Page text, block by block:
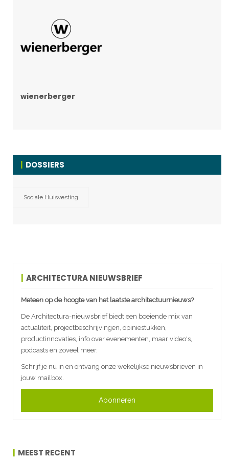
wienerberger
DOSSIERS
Sociale Huisvesting
ARCHITECTURA NIEUWSBRIEF
Meteen op de hoogte van het laatste architectuurnieuws?
De Architectura-nieuwsbrief biedt een boeiende mix van
actualiteit, projectbeschrijvingen, opiniestukken,
productinnovaties, info over evenementen, maar video's,
podcasts en zoveel meer.
Schrijf je nu in en ontvang onze wekelijkse nieuwsbrieven in
jouw mailbox.
Abonneren
MEEST RECENT